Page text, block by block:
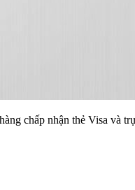
chấp nhận thẻ Visa và